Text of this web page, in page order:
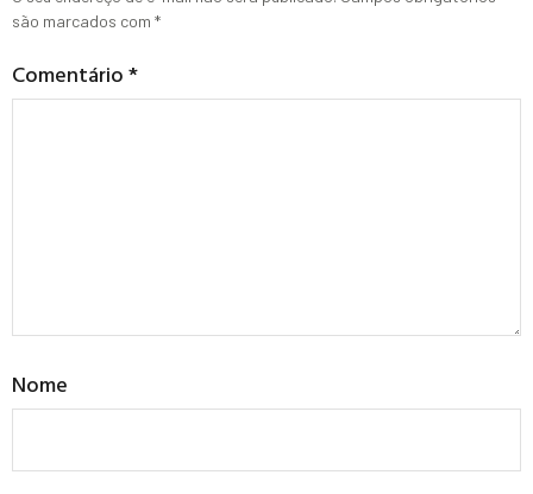
são marcados com *
Comentário*
Nome